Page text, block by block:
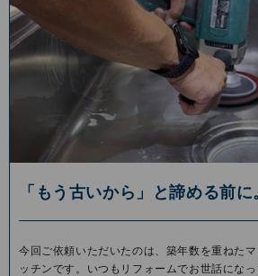
「もう古いから」と諦める前に。
今回ご依頼いただいたのは、築年数を重ねた
ッチンです。いつもリフォームでお世話にな